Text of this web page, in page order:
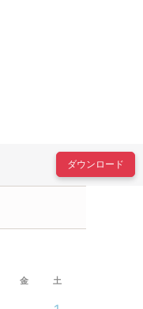
ダウンロード
金 土